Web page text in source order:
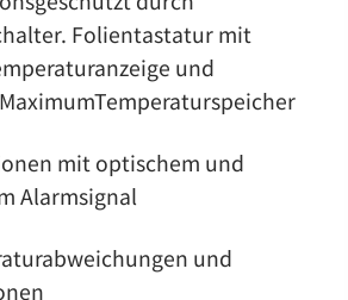
Folientastatur mit
und
mit optischem und
Alarmsignal
und